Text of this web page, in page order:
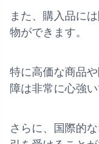
また、購入品に
物ができます。
特に高価な商品
障は非常に心強い
さらに、国際的